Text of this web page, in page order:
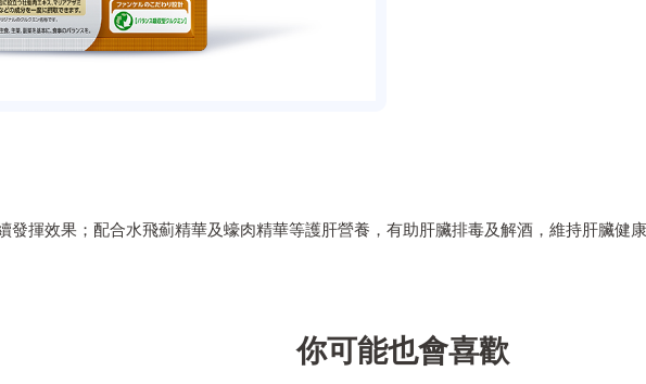
發揮效果；配合水飛薊精華及蠔肉精華等護肝營養，有助肝臟排毒及解酒，維持肝臟健
你可能也會喜歡